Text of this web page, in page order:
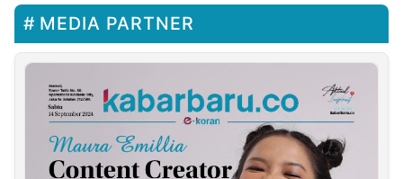
MEDIA PARTNER